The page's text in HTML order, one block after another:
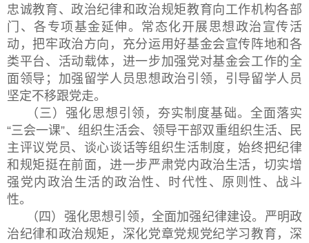
忠诚教育、政治纪律和政治规矩教育向工作机构各部
门、各专项基金延伸。常态化开展思想政治宣传活
动，把牢政治方向，充分运用好基金会宣传阵地和各
类平台、活动载体，进一步加强党对基金会工作的全
面领导；加强留学人员思想政治引领，引导留学人员
坚定不移跟党走。
（三）强化思想引领，夯实制度基础。全面落实
“三会一课”、组织生活会、领导干部双重组织生活、民
主评议党员、谈心谈话等组织生活制度，始终把纪律
和规矩挺在前面，进一步严肃党内政治生活，切实增
强党内政治生活的政治性、时代性、原则性、战斗
性。
（四）强化思想引领，全面加强纪律建设。严明政
治纪律和政治规矩，深化党章党规党纪学习教育，深